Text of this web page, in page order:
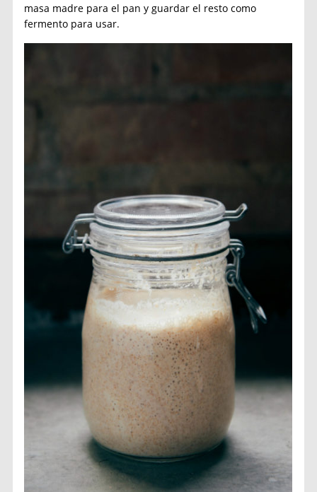
masa madre para el pan y guardar el resto como
fermento para usar.